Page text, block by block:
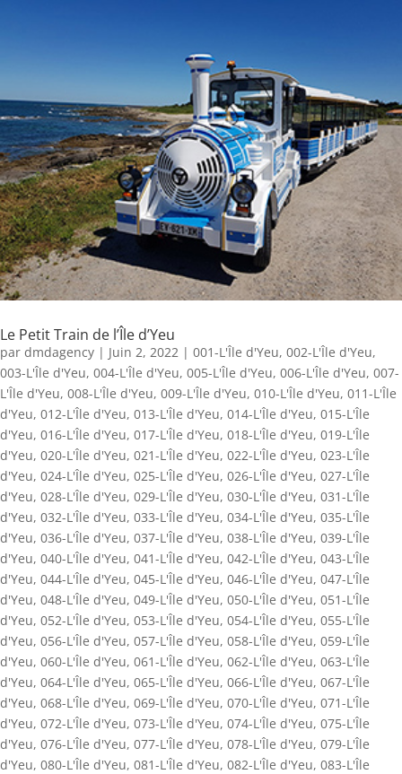
Le Petit Train de l’Île d’Yeu
par dmdagency | Juin 2, 2022 | 001-L'Île d'Yeu, 002-L'Île d'Yeu,
003-L'Île d'Yeu, 004-L'Île d'Yeu, 005-L'Île d'Yeu, 006-L'Île d'Yeu, 007-
L'Île d'Yeu, 008-L'Île d'Yeu, 009-L'Île d'Yeu, 010-L'Île d'Yeu, 011-L'Île
d'Yeu, 012-L'Île d'Yeu, 013-L'Île d'Yeu, 014-L'Île d'Yeu, 015-L'Île
d'Yeu, 016-L'Île d'Yeu, 017-L'Île d'Yeu, 018-L'Île d'Yeu, 019-L'Île
d'Yeu, 020-L'Île d'Yeu, 021-L'Île d'Yeu, 022-L'Île d'Yeu, 023-L'Île
d'Yeu, 024-L'Île d'Yeu, 025-L'Île d'Yeu, 026-L'Île d'Yeu, 027-L'Île
d'Yeu, 028-L'Île d'Yeu, 029-L'Île d'Yeu, 030-L'Île d'Yeu, 031-L'Île
d'Yeu, 032-L'Île d'Yeu, 033-L'Île d'Yeu, 034-L'Île d'Yeu, 035-L'Île
d'Yeu, 036-L'Île d'Yeu, 037-L'Île d'Yeu, 038-L'Île d'Yeu, 039-L'Île
d'Yeu, 040-L'Île d'Yeu, 041-L'Île d'Yeu, 042-L'Île d'Yeu, 043-L'Île
d'Yeu, 044-L'Île d'Yeu, 045-L'Île d'Yeu, 046-L'Île d'Yeu, 047-L'Île
d'Yeu, 048-L'Île d'Yeu, 049-L'Île d'Yeu, 050-L'Île d'Yeu, 051-L'Île
d'Yeu, 052-L'Île d'Yeu, 053-L'Île d'Yeu, 054-L'Île d'Yeu, 055-L'Île
d'Yeu, 056-L'Île d'Yeu, 057-L'Île d'Yeu, 058-L'Île d'Yeu, 059-L'Île
d'Yeu, 060-L'Île d'Yeu, 061-L'Île d'Yeu, 062-L'Île d'Yeu, 063-L'Île
d'Yeu, 064-L'Île d'Yeu, 065-L'Île d'Yeu, 066-L'Île d'Yeu, 067-L'Île
d'Yeu, 068-L'Île d'Yeu, 069-L'Île d'Yeu, 070-L'Île d'Yeu, 071-L'Île
d'Yeu, 072-L'Île d'Yeu, 073-L'Île d'Yeu, 074-L'Île d'Yeu, 075-L'Île
d'Yeu, 076-L'Île d'Yeu, 077-L'Île d'Yeu, 078-L'Île d'Yeu, 079-L'Île
d'Yeu, 080-L'Île d'Yeu, 081-L'Île d'Yeu, 082-L'Île d'Yeu, 083-L'Île